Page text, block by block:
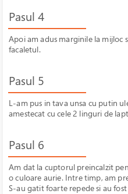
Pasul 4
Apoi am adus marginile la mijloc
facaletul.
Pasul 5
L-am pus in tava unsa cu putin
amestecat cu cele 2 linguri de
Pasul 6
Am dat la cuptorul preincalzit
o culoare aurie. Intre timp, am
S-au gatit foarte repede si au fost